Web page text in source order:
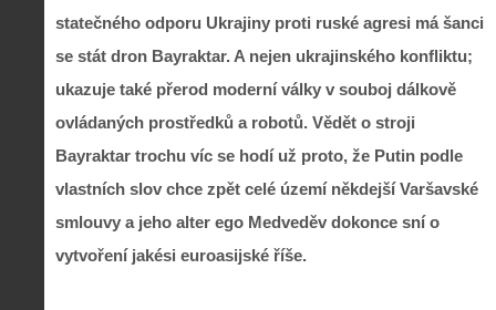
statečného odporu Ukrajiny proti ruské agresi má šanci
se stát dron Bayraktar. A nejen ukrajinského konfliktu;
ukazuje také přerod moderní války v souboj dálkově
ovládaných prostředků a robotů. Vědět o stroji
Bayraktar trochu víc se hodí už proto, že Putin podle
vlastních slov chce zpět celé území někdejší Varšavské
smlouvy a jeho alter ego Medveděv dokonce sní o
vytvoření jakési euroasijské říše.